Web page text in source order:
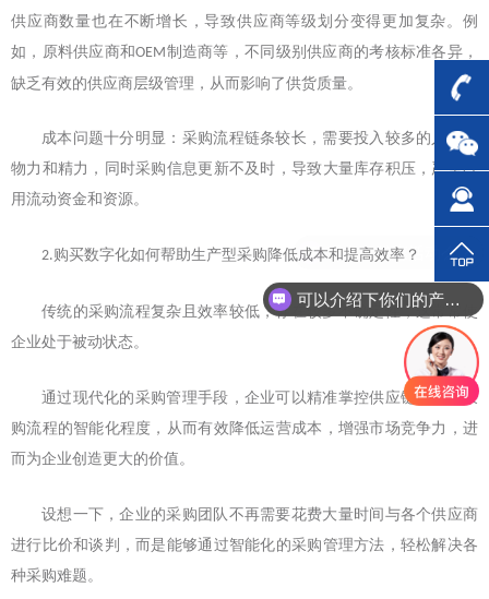
供应商数量也在不断增长，导致供应商等级划分变得更加复杂。例
如，原料供应商和OEM制造商等，不同级别供应商的考核标准各异，
缺乏有效的供应商层级管理，从而影响了供货质量。
成本问题十分明显：采购流程链条较长，需要投入较多的人力、
物力和精力，同时采购信息更新不及时，导致大量库存积压，严重占
用流动资金和资源。
2.购买数字化如何帮助生产型采购降低成本和提高效率？
传统的采购流程复杂且效率较低，存在较多不确定性，这常常使
企业处于被动状态。
通过现代化的采购管理手段，企业可以精准掌控供应链，提升采
购流程的智能化程度，从而有效降低运营成本，增强市场竞争力，进
而为企业创造更大的价值。
设想一下，企业的采购团队不再需要花费大量时间与各个供应商
进行比价和谈判，而是能够通过智能化的采购管理方法，轻松解决各
种采购难题。
可以介绍下你们的产品么？